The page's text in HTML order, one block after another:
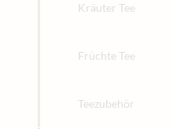
Kräuter Tee
Früchte Tee
Teezubehör